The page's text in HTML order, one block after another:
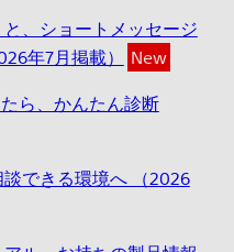
、ショートメッセージ
年7月掲載）
New
ら、かんたん診断
できる環境へ （2026